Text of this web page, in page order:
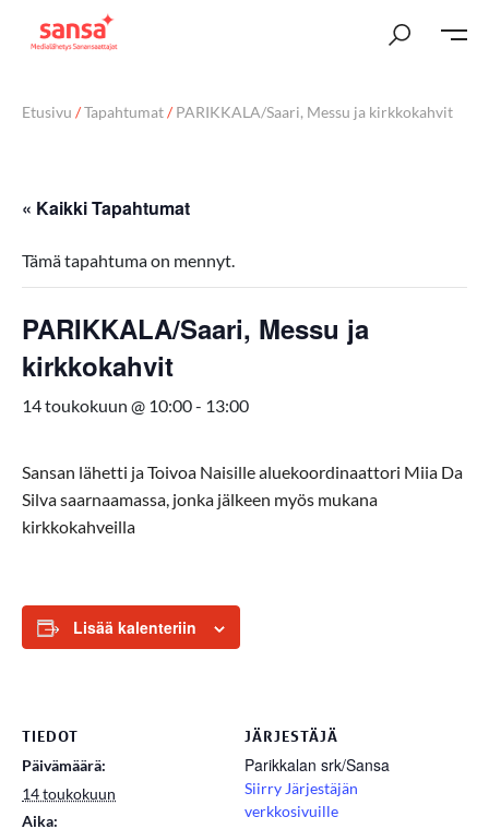
Etusivu /Tapahtumat/PARIKKALA/Saari, Messu ja kirkkokahvit
« Kaikki Tapahtumat
Tämä tapahtuma on mennyt.
PARIKKALA/Saari, Messu ja
kirkkokahvit
14 toukokuun @ 10:00- 13:00
Sansan lähetti ja Toivoa Naisille aluekoordinaattori Miia Da
Silvasaarnaamassa, jonka jälkeen myös mukana
kirkkokahveilla
Lisää kalenteriin
TIEDOT
Päivämäärä:
14 toukokuun
Aika:
JÄRJESTÄJÄ
Parikkalan srk/Sansa
Siirry Järjestäjän
verkkosivuille